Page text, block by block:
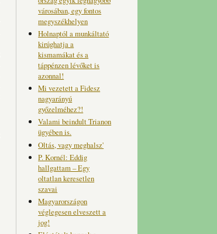
városában, egy fontos
megyszékhelyen
Holnaptól a munkáltató
kirúghatja a
kismamákat és a
táppénzen lévőket is
azonnal!
Mi vezetett a Fidesz
nagyarányú
győzelméhez?!
Valami beindult Trianon
ügyében is.
Oltás, vagy meghalsz'
P. Kornél: Eddig
hallgattam – Egy
oltatlan keresetlen
szavai
Magyarországon
véglegesen elveszett a
jog!